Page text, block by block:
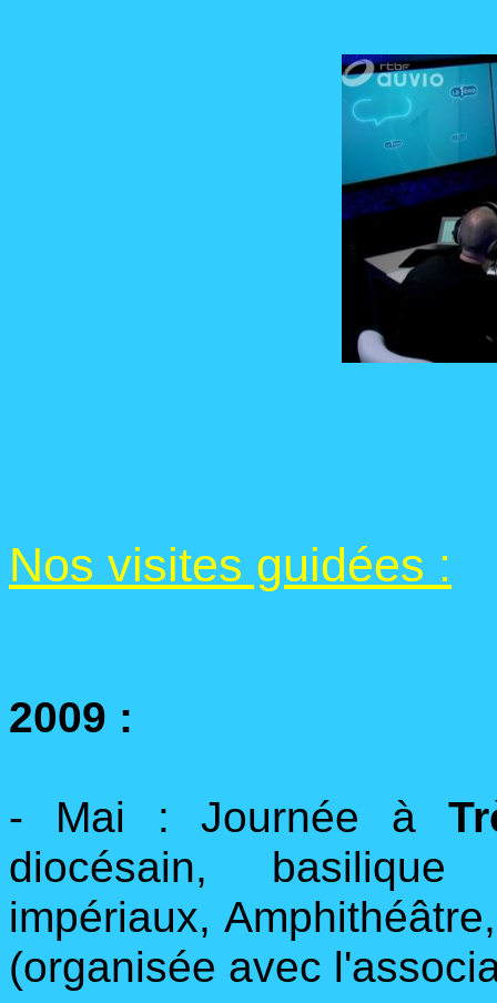
Nos visites guidées :
2009 :
- Mai : Journée à
diocésain,
impériaux,
(organisée avec